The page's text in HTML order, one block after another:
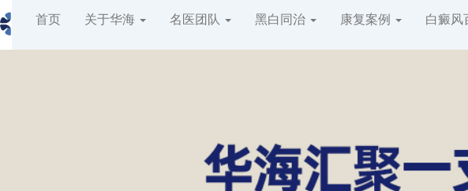
400-6567-178
首页 关于华海 名医团队 黑白同治 康复案例 白癜风